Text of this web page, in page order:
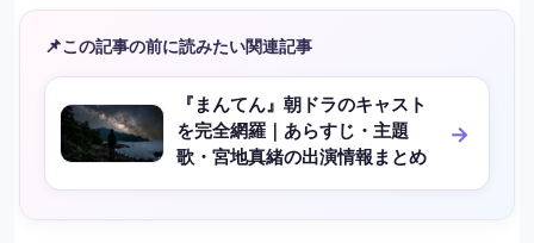
📌この記事の前に読みたい関連記事
『まんてん』朝ドラのキャスト
を完全網羅｜あらすじ・主題
歌・宮地真緒の出演情報まとめ